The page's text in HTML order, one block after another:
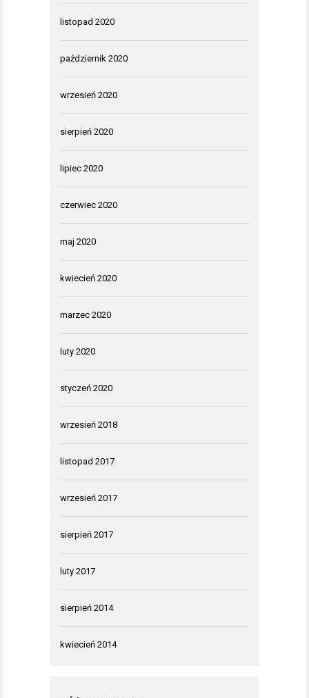
listopad 2020
październik 2020
wrzesień 2020
sierpień 2020
lipiec 2020
czerwiec 2020
maj 2020
kwiecień 2020
marzec 2020
luty 2020
styczeń 2020
wrzesień 2018
listopad 2017
wrzesień 2017
sierpień 2017
luty 2017
sierpień 2014
kwiecień 2014